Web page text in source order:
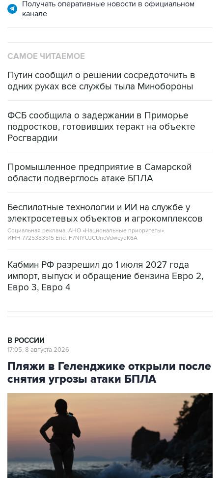
Получать оперативные новости в официальном
канале
САМОЕ ЧИТАЕМОЕ
Путин сообщил о решении сосредоточить в
одних руках все службы тыла Минобороны
ФСБ сообщила о задержании в Приморье
подростков, готовивших теракт на объекте
Росгвардии
Промышленное предприятие в Самарской
области подверглось атаке БПЛА
Беспилотные технологии и ИИ на службе у
электросетевых объектов и агрокомплексов
Социальная реклама, АНО «Национальные приоритеты».
ИНН 7725383515 Erid: F7NfYUJCUneVdwcydK6A
Кабмин РФ разрешил до 1 июля 2027 года
импорт, выпуск и обращение бензина Евро 2,
Евро 3, Евро 4
В РОССИИ
17:05, 8 августа 2026
Пляжи в Геленджике открыли после
снятия угрозы атаки БПЛА